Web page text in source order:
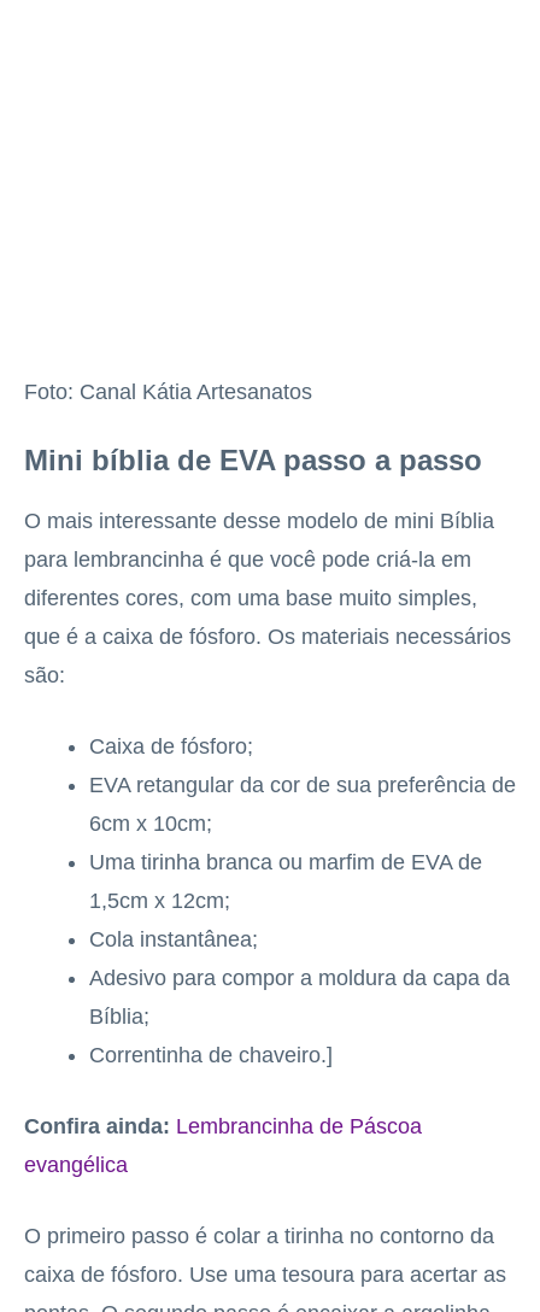
Foto: Canal Kátia Artesanatos
Mini bíblia de EVA passo a passo
O mais interessante desse modelo de mini Bíblia
para lembrancinha é que você pode criá-la em
diferentes cores, com uma base muito simples,
que é a caixa de fósforo. Os materiais necessários
são:
Caixa de fósforo;
EVA retangular da cor de sua preferência de
6cm x 10cm;
Uma tirinha branca ou marfim de EVA de
1,5cm x 12cm;
Cola instantânea;
Adesivo para compor a moldura da capa da
Bíblia;
Correntinha de chaveiro.]
Confira ainda: Lembrancinha de Páscoa
evangélica
O primeiro passo é colar a tirinha no contorno da
caixa de fósforo. Use uma tesoura para acertar as